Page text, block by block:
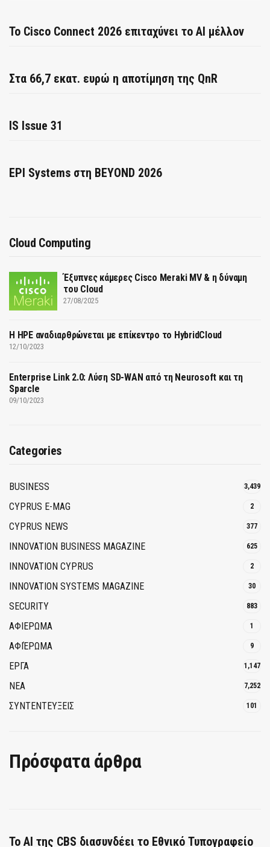
Το Cisco Connect 2026 επιταχύνει το AI μέλλον
Στα 66,7 εκατ. ευρώ η αποτίμηση της QnR
IS Issue 31
EPI Systems στη BEYOND 2026
Cloud Computing
Έξυπνες κάμερες Cisco Meraki MV & η δύναμη
του Cloud
27/08/2025
H HPE αναδιαρθρώνεται με επίκεντρο το HybridCloud
12/10/2023
Enterprise Link 2.0: Λύση SD-WAN από τη Neurosoft και τη
Sparcle
09/10/2023
Categories
BUSINESS 3,439
CYPRUS E-MAG 2
CYPRUS NEWS 377
INNOVATION BUSINESS MAGAZINE 625
INNOVATION CYPRUS 2
INNOVATION SYSTEMS MAGAZINE 30
SECURITY 883
ΑΦΙΕΡΩΜΑ 1
ΑΦΙΈΡΩΜΑ 9
ΕΡΓΑ 1,147
ΝΕΑ 7,252
ΣΥΝΤΕΝΤΕΥΞΕΙΣ 101
Πρόσφατα άρθρα
Το AI της CBS διασυνδέει το Εθνικό Τυπογραφείο